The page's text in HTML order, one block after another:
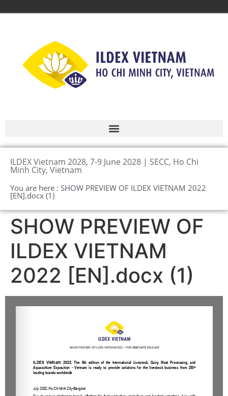
ILDEX Vietnam 2028, 7-9 June 2028 | SECC, Ho Chi
Minh City, Vietnam
You are here : SHOW PREVIEW OF ILDEX VIETNAM 2022
[EN].docx (1)
SHOW PREVIEW OF
ILDEX VIETNAM
2022 [EN].docx (1)